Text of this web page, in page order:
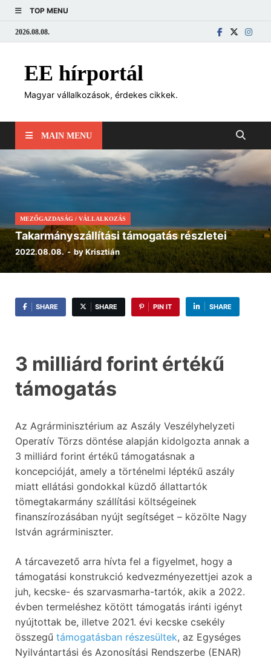
TOP MENU
2026.08.08.
EE hírportál
Magyar vállalkozások, érdekes cikkek.
MAIN MENU
MEZŐGAZDASÁG / VÁLLALKOZÁS
Takarmányszállítási támogatás részletei
2022.08.08.- byKrisztián
SHARE SHARE PIN IT SHARE
3 milliárd forint értékű
támogatás
Az Agrárminisztérium az Aszály Veszélyhelyzeti
Operatív Törzs döntése alapján kidolgozta annak a
3 milliárd forint értékű támogatásnak a
koncepcióját, amely a történelmi léptékű aszály
miatt ellátási gondokkal küzdő állattartók
tömegtakarmány szállítási költségeinek
finanszírozásában nyújt segítséget – közölte Nagy
István agrárminiszter.
A tárcavezető arra hívta fel a figyelmet, hogy a
támogatási konstrukció kedvezményezettjei azok a
juh, kecske- és szarvasmarha-tartók, akik a 2022.
évben termeléshez kötött támogatás iránti igényt
nyújtottak be, illetve 2021. évi kecske csekély
összegű támogatásban részesültek, az Egységes
Nyilvántartási és Azonosítási Rendszerbe (ENAR)